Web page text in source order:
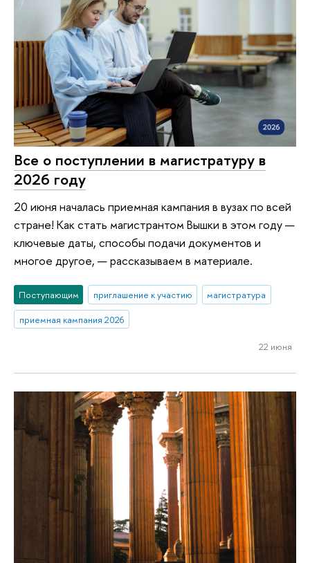
Все о поступлении в магистратуру в
2026 году
20 июня началась приемная кампания в вузах по всей
стране! Как стать магистрантом Вышки в этом году —
ключевые даты, способы подачи документов и
многое другое, — рассказываем в материале.
Поступающим приглашение к участию
магистратура
приемная кампания 2026
22 июня